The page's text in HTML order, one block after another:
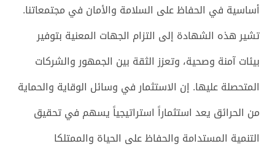
أساسية في الحفاظ على السلامة والأمان في مجتمعاتنا.
تشير هذه الشهادة إلى التزام الجهات المعنية بتوفير
بيئات آمنة وصحية، وتعزز الثقة بين الجمهور والشركات
المتحصلة عليها. إن الاستثمار في وسائل الوقاية والحماية
من الحرائق يعد استثماراً استراتيجياً يسهم في تحقيق
التنمية المستدامة والحفاظ على الحياة والممتلكا